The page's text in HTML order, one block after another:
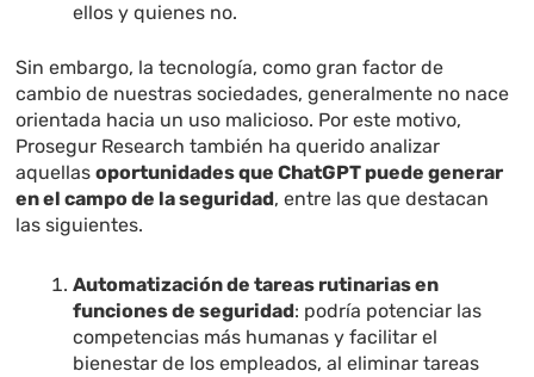
ellos y quienes no.
Sin embargo, la tecnología, como gran factor de
cambio de nuestras sociedades, generalmente no nace
orientada hacia un uso malicioso. Por este motivo,
Prosegur Research también ha querido analizar
aquellasoportunidades que ChatGPT puede generar
en el campo de la seguridad, entre las que destacan
las siguientes.
Automatización de tareas rutinarias en
funciones de seguridad: podría potenciar las
competencias más humanas y facilitar el
bienestar de los empleados, al eliminar tareas